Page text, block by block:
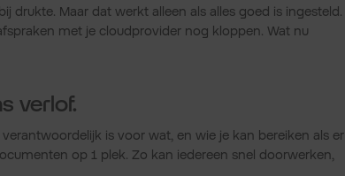
drukte. Maar dat werkt alleen als alles goed is ingesteld.
met je cloudprovider nog kloppen. Wat nu
verlof.
is voor wat, en wie je kan bereiken als er
op 1 plek. Zo kan iedereen snel doorwerken,